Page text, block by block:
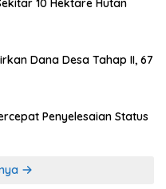
10 Hektare Hutan
Dana Desa Tahap II, 67
Penyelesaian Status